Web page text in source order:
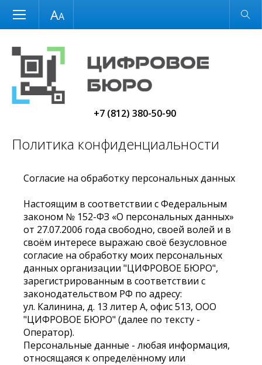
Размер шрифта Обычная версия
+7 (812) 380-50-90
Политика конфиденциальности
Согласие на обработку персональных данных
Настоящим в соответствии с Федеральным
законом № 152-ФЗ «О персональных данных»
от 27.07.2006 года свободно, своей волей и в
своём интересе выражаю своё безусловное
согласие на обработку моих персональных
данных организации "ЦИФРОВОЕ БЮРО",
зарегистрированным в соответствии с
законодательством РФ по адресу:
ул. Калинина, д. 13 литер А, офис 513, ООО
"ЦИФРОВОЕ БЮРО" (далее по тексту -
Оператор).
Персональные данные - любая информация,
относящаяся к определённому или